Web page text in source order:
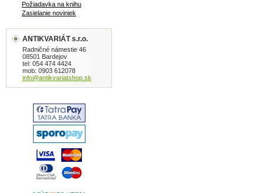
Požiadavka na knihu
Zasielanie noviniek
ANTIKVARIÁT s.r.o.
Radničné námestie 46
08501 Bardejov
tel: 054 474 4424
mob: 0903 612078
info@antikvariatshop.sk